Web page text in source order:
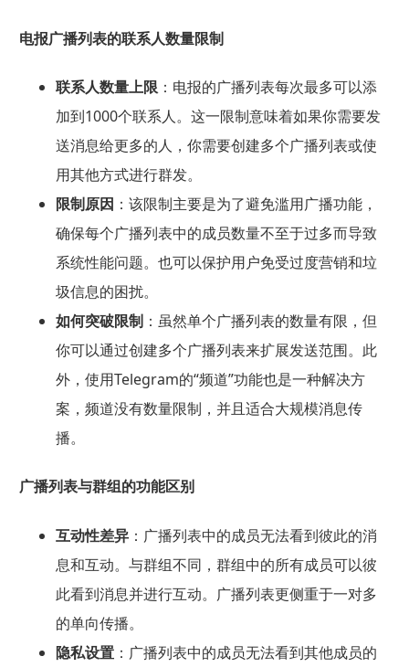
电报广播列表的联系人数量限制
联系人数量上限：电报的广播列表每次最多可以添
加到1000个联系人。这一限制意味着如果你需要发
送消息给更多的人，你需要创建多个广播列表或使
用其他方式进行群发。
限制原因 ：该限制主要是为了避免滥用广播功能，
确保每个广播列表中的成员数量不至于过多而导致
系统性能问题。也可以保护用户免受过度营销和垃
圾信息的困扰。
如何突破限制：虽然单个广播列表的数量有限，但
你可以通过创建多个广播列表来扩展发送范围。此
外，使用Telegram的“频道”功能也是一种解决方
案，频道没有数量限制，并且适合大规模消息传
播。
广播列表与群组的功能区别
互动性差异：广播列表中的成员无法看到彼此的消
息和互动。与群组不同，群组中的所有成员可以彼
此看到消息并进行互动。广播列表更侧重于一对多
的单向传播。
隐私设置：广播列表中的成员无法看到其他成员的